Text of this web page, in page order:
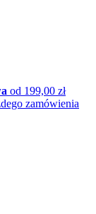
od 199,00 zł
zamówienia